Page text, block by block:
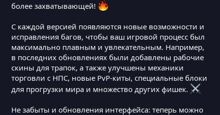
более захватывающей!
С каждой версией появляются новые возможности и
исправления багов, чтобы ваш игровой процесс был
максимально плавным и увлекательным. Например,
в последних обновлениях были добавлены рабочие
скины для трапок, а также улучшены механики
торговли с НПС, новые PvP-киты, специальные блоки
для прогрузки мира и множество других фишек.
Не забыты и обновления интерфейса: теперь можно